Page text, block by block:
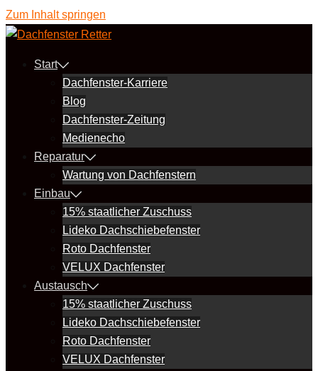
Zum Inhalt springen
Start
Dachfenster-Karriere
Blog
Dachfenster-Zeitung
Medienecho
Reparatur
Wartung von Dachfenstern
Einbau
15% staatlicher Zuschuss
Lideko Dachschiebefenster
Roto Dachfenster
VELUX Dachfenster
Austausch
15% staatlicher Zuschuss
Lideko Dachschiebefenster
Roto Dachfenster
VELUX Dachfenster